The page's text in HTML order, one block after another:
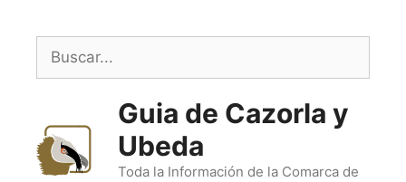
contenido
Buscar:
Guia de Cazorla y
Ubeda
Toda la Información de la Comarca de